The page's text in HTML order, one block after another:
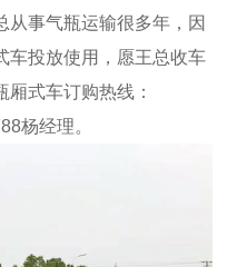
从事气瓶运输很多年，因
车投放使用，愿王总收车
式车订购热线：
杨经理。